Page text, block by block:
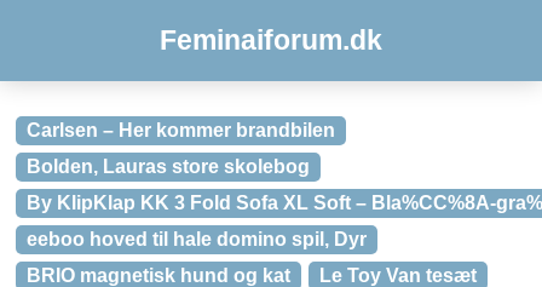
Feminaiforum.dk
Carlsen – Her kommer brandbilen
Bolden, Lauras store skolebog
By KlipKlap KK 3 Fold Sofa XL Soft – Bla%CC%8A-
eeboo hoved til hale domino spil, Dyr
BRIO magnetisk hund og kat
Le Toy Van tesæt